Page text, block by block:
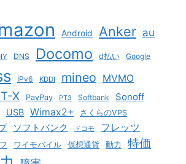
Android Anker au
DNS Docomo d払い Google
IPv6 KDDI mineo MVMO
X PayPay PT3 Softbank Sonoff
USB Wimax2+ さくらのVPS
ソフトバンク ドコモ フレッツ
ワイモバイル 仮想通貨 動力 特価